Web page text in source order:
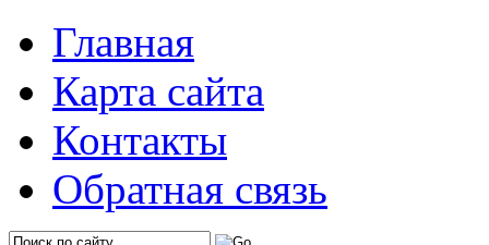
Главная
Карта сайта
Контакты
Обратная связь